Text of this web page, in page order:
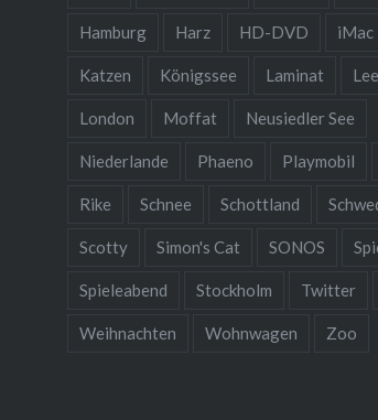
Hamburg Harz HD-DVD iMac
Katzen Königssee Laminat
London Moffat Neusiedler See
Niederlande Phaeno Playmobil
Rike Schnee Schottland
Scotty Simon's Cat SONOS
Spieleabend Stockholm Twitter
Weihnachten Wohnwagen Zoo